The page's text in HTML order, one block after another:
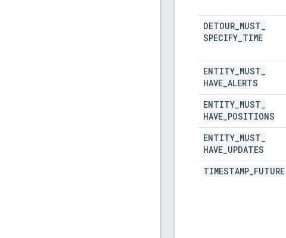
DETOUR MUST
SPECIFY TIME
ENTITY MUST
HAVE ALERTS
ENTITY MUST
HAVE POSITIONS
ENTITY MUST
HAVE UPDATES
TIMESTAMP FUTURE